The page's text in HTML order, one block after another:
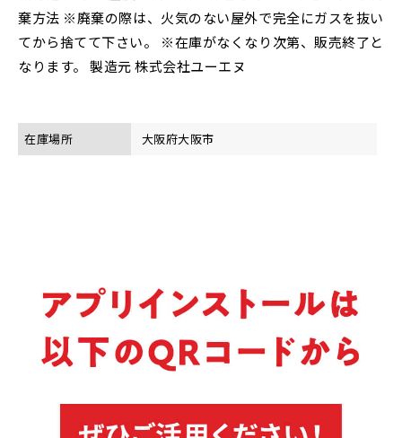
棄方法 ※廃棄の際は、火気のない屋外で完全にガスを抜い
てから捨てて下さい。 ※在庫がなくなり次第、販売終了と
なります。 製造元 株式会社ユーエヌ
在庫場所 大阪府大阪市